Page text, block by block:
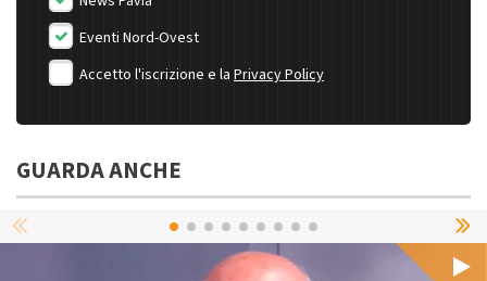
Eventi Nord-Ovest
Accetto l'iscrizione e la Privacy Policy
GUARDA ANCHE